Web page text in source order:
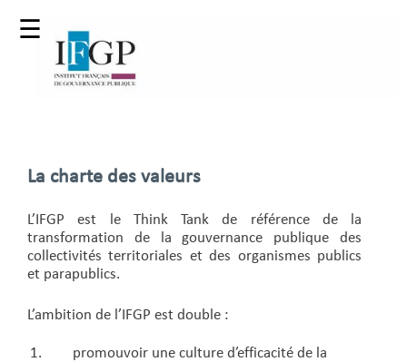
☰
La charte des valeurs
L’IFGP est le Think Tank de référence de la
transformation de la gouvernance publique des
collectivités territoriales et des organismes publics
et parapublics.
L’ambition de l’IFGP est double :
promouvoir une culture d’efficacité de la